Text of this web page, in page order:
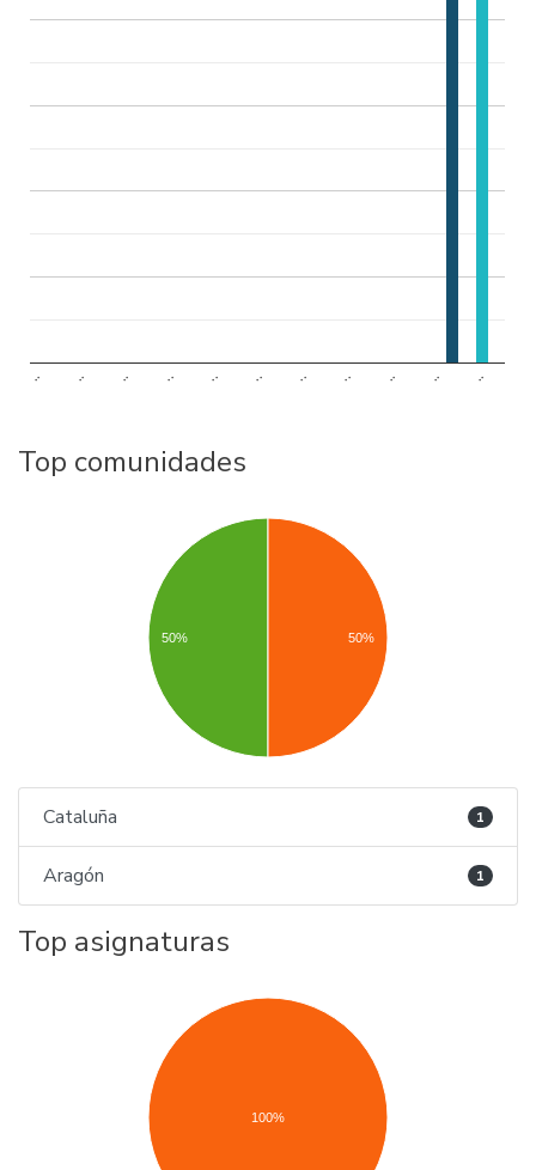
.. .. .. .. .. .. .. .. .. .. ..
Top comunidades
50% 50%
Cataluña 1
Aragón 1
Top asignaturas
100%